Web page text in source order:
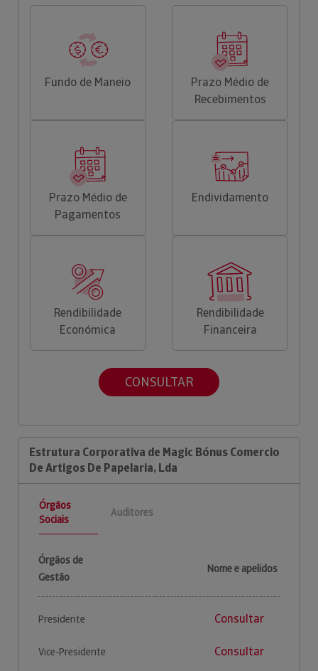
Fundo de Maneio
Prazo Médio de
Recebimentos
Prazo Médio de
Pagamentos
Endividamento
Rendibilidade
Económica
Rendibilidade
Financeira
CONSULTAR
Estrutura Corporativa de Magic Bónus Comercio
De Artigos De Papelaria, Lda
Órgãos
Sociais
Auditores
Órgãos de
Gestão
Nome e apelidos
Presidente Consultar
Vice-Presidente Consultar